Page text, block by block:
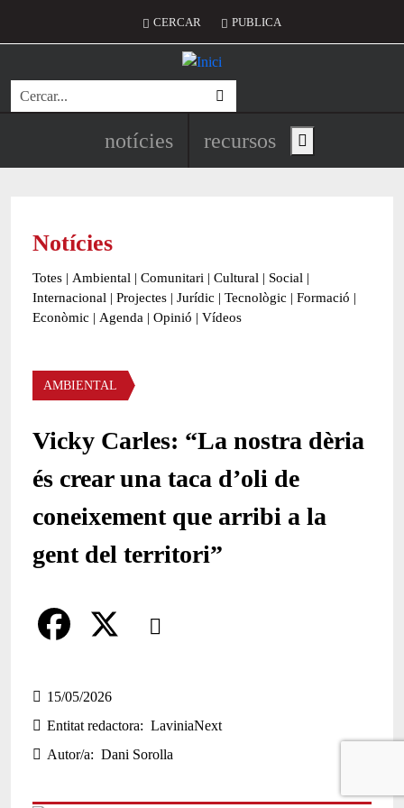
Menú del compte d'usuari
CERCAR PUBLICA
Cerca
Navegació principal de
notícies recursos Show main menu
Notícies
Totes | Ambiental | Comunitari | Cultural | Social |
Internacional | Projectes | Jurídic | Tecnològic | Formació |
Econòmic | Agenda | Opinió | Vídeos
Àmbit de la notícia
AMBIENTAL
Vicky Carles: “La nostra dèria
és crear una taca d’oli de
coneixement que arribi a la
gent del territori”
Comparteix
a
c
e
15/05/2026
Entitat redactora
LaviniaNext
Autor/a
Dani Sorolla